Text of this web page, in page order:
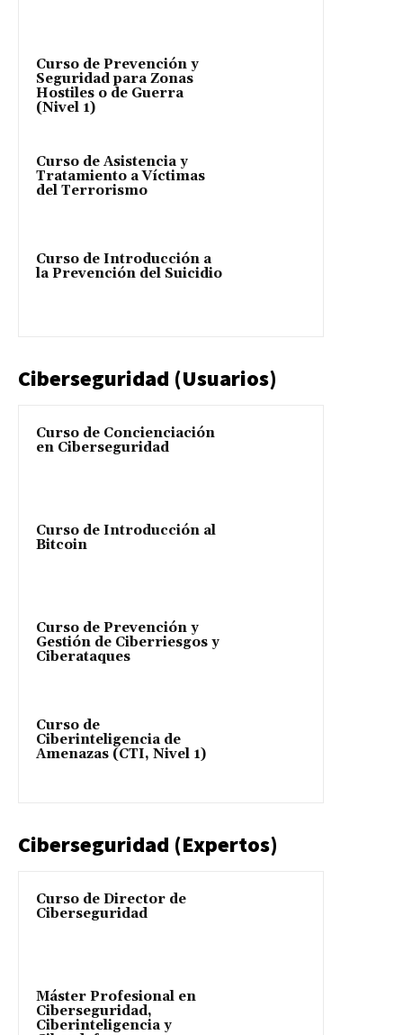
Curso de Prevención y
Seguridad para Zonas
Hostiles o de Guerra
(Nivel 1)
Curso de Asistencia y
Tratamiento a Víctimas
del Terrorismo
Curso de Introducción a
la Prevención del Suicidio
Ciberseguridad (Usuarios)
Curso de Concienciación
en Ciberseguridad
Curso de Introducción al
Bitcoin
Curso de Prevención y
Gestión de Ciberriesgos y
Ciberataques
Curso de
Ciberinteligencia de
Amenazas (CTI, Nivel 1)
Ciberseguridad (Expertos)
Curso de Director de
Ciberseguridad
Máster Profesional en
Ciberseguridad,
Ciberinteligencia y